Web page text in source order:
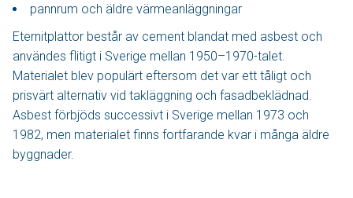
pannrum och äldre värmeanläggningar
Eternitplattor består av cement blandat med asbest och
användes flitigt i Sverige mellan 1950–1970-talet.
Materialet blev populärt eftersom det var ett tåligt och
prisvärt alternativ vid takläggning och fasadbeklädnad.
Asbest förbjöds successivt i Sverige mellan 1973 och
1982, men materialet finns fortfarande kvar i många äldre
byggnader.